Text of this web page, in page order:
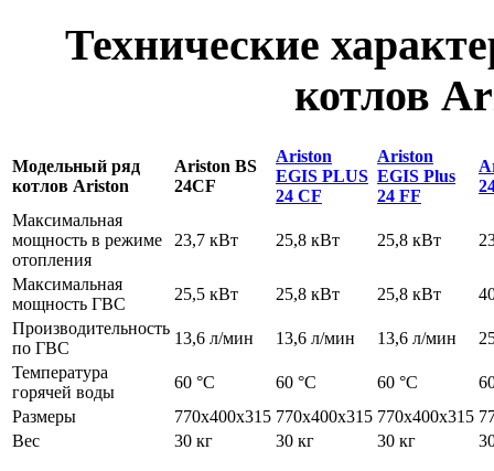
Технические
котлов
Модельный ряд
котлов Ariston
Ariston BS
24CF
Ariston
EGIS PLUS
24 CF
Ariston
EGIS Plus
24 FF
Максимальная
мощность в режиме
отопления
23,7 кВт 25,8 кВт 25,8 кВт
Максимальная
мощность ГВС
25,5 кВт 25,8 кВт 25,8 кВт
Производительность
по ГВС
13,6 л/мин 13,6 л/мин 13,6 л/мин
Температура
горячей воды
60 °C 60 °C 60 °C
Размеры
770х400х315 770х400х315 770х400х315
Вес
30 кг 30 кг 30 кг